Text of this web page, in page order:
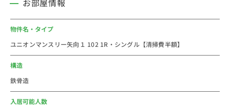
・矢向北公園(約270ｍ)
ションです。
多摩川と鶴見川に挟まれ、商店街や古い住宅が今も多く
お部屋情報
物件名・タイプ
ユニオンマンスリー矢向１ 102 1R・シングル【清掃費半額】
構造
鉄骨造
入居可能人数